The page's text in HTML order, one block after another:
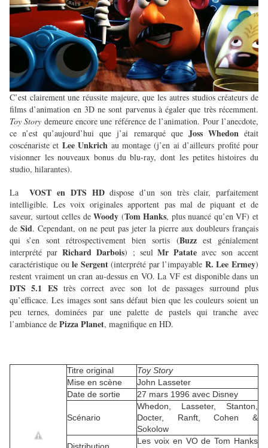
C’est clairement une réussite majeure, que les autres studios créateurs de
films d’animation en 3D ne sont parvenus à égaler que très récemment.
Toy Story demeure encore une référence de l’animation. Pour l’anecdote,
ce n’est qu’aujourd’hui que j’ai remarqué que Joss Whedon était
coscénariste et Lee Unkrich au montage (j’en ai d’ailleurs profité pour
visionner les nouveaux bonus du blu-ray, dont les petites histoires du
studio, hilarantes).
LaVOST en DTS HDdispose d’un son très clair, parfaitement
intelligible. Les voix originales apportent pas mal de piquant et de
saveur, surtout celles deWoody (Tom Hanks, plus nuancé qu’en VF) et
de Sid. Cependant, on ne peut pas jeter la pierre aux doubleurs français
qui s’en sont rétrospectivement bien sortis (Buzzest génialement
interprété par Richard Darbois) ; seulMr Patate avec son accent
caractéristique oule Sergent(interprété par l’impayable R. Lee Ermey)
restent vraiment un cran au-dessus en VO. La VF est disponible dans un
DTS 5.1 ES très correct avec son lot de passages surround plus
qu’efficace. Les images sont sans défaut bien que les couleurs soient un
peu ternes, dominées par une palette de pastels qui tranche avec
l’ambiance de Pizza Planet, magnifique en HD.
Titre original
Toy Story
Mise en scène
John Lasseter
Date de sortie
27 mars 1996 avec Disney
Scénario
Whedon, Lasseter, Stanton,
Docter, Ranft, Cohen &
Sokolow
Distribution
Les voix en VO de Tom Hanks